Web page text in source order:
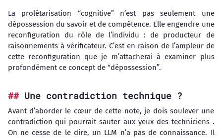
La prolétarisation “cognitive” n’est pas seulement une
dépossession du savoir et de compétence. Elle engendre une
reconfiguration du rôle de l’individu : de producteur de
raisonnements à vérificateur. C’est en raison de l’ampleur de
cette reconfiguration que je m’attacherai à examiner plus
profondément ce concept de “dépossession”.
Une contradiction technique ?
Avant d’aborder le cœur de cette note, je dois soulever une
contradiction qui pourrait sauter aux yeux des techniciens .
On ne cesse de le dire, un LLM n’a pas de connaissance. Il